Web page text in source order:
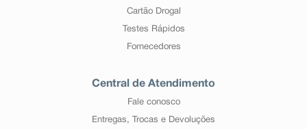
Cartão Drogal
Testes Rápidos
Fornecedores
Central de Atendimento
Fale conosco
Entregas, Trocas e Devoluções